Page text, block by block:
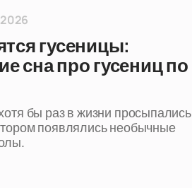
гусеницы:
сна про гусениц по
бы раз в жизни просыпались
появлялись необычные